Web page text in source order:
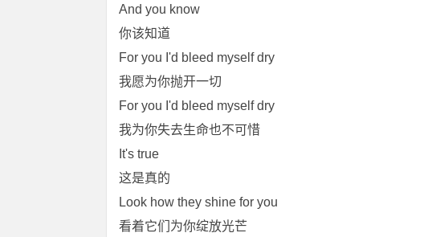
And you know
你该知道
For you I'd bleed myself dry
我愿为你抛开一切
For you I'd bleed myself dry
我为你失去生命也不可惜
It's true
这是真的
Look how they shine for you
看着它们为你绽放光芒